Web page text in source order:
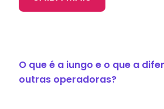
O que é a iungo e o que a
outras operadoras?